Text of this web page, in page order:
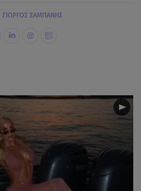
ΓΙΩΡΓΟΣ ΣΑΜΠΑΝΗΣ